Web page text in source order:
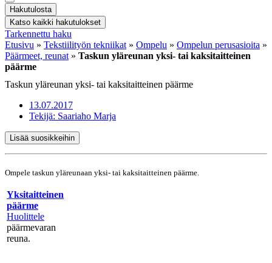
Hakutulosta
Katso kaikki hakutulokset
Tarkennettu haku
Etusivu » Tekstiilityön tekniikat » Ompelu » Ompelun perusasioita »
Päärmeet, reunat » Taskun yläreunan yksi- tai kaksitaitteinen
päärme
Taskun yläreunan yksi- tai kaksitaitteinen päärme
13.07.2017
Tekijä: Saariaho Marja
Lisää suosikkeihin
Ompele taskun yläreunaan yksi- tai kaksitaitteinen päärme.
Yksitaitteinen
päärme
Huolittele
päärmevaran
reuna.